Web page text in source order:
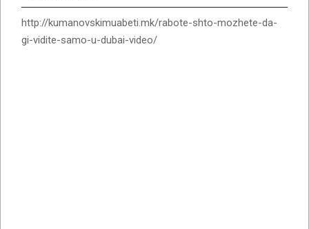
http://kumanovskimuabeti.mk/rabote-shto-mozhete-da-
gi-vidite-samo-u-dubai-video/